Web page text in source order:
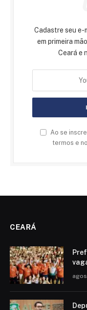
Cadastre seu e-
em primeira
Ceará e
Ao se
termos e
CEARÁ